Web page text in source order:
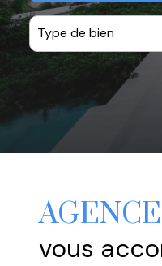
BIENS
VENDUS
NOTRE
CONTACT
De l'ancien
De l'immo pro
Type de bien
vous